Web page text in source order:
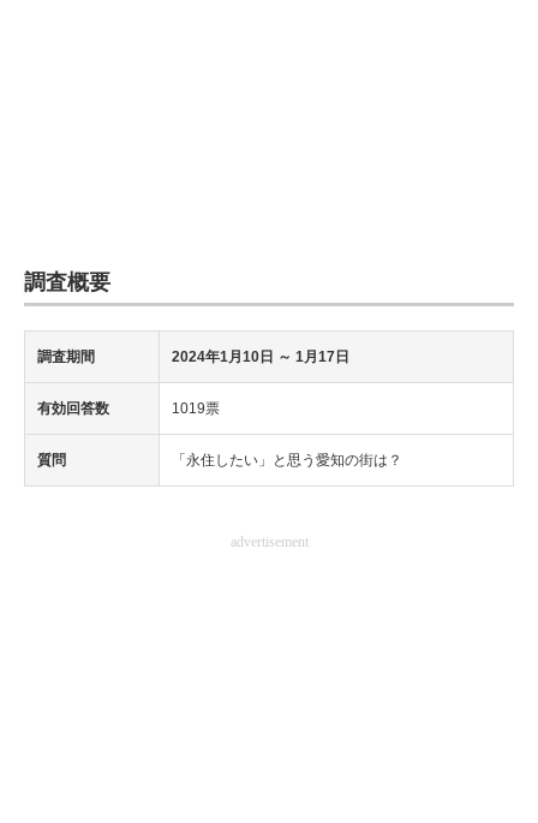
調査概要
調査期間 2024年1月10日 ～ 1月17日
有効回答数 1019票
質問 「永住したい」と思う愛知の街は？
advertisement